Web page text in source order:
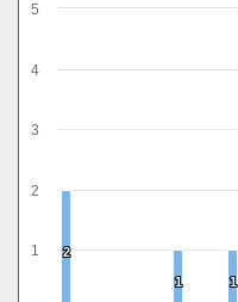
2
2
1
1 1
1
1
2
3
4
5